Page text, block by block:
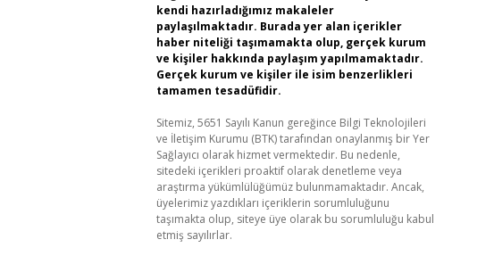
kendi hazırladığımız makaleler
paylaşılmaktadır. Burada yer alan içerikler
haber niteliği taşımamakta olup, gerçek kurum
ve kişiler hakkında paylaşım yapılmamaktadır.
Gerçek kurum ve kişiler ile isim benzerlikleri
tamamen tesadüfidir.
Sitemiz, 5651 Sayılı Kanun gereğince Bilgi Teknolojileri
ve İletişim Kurumu (BTK) tarafından onaylanmış bir Yer
Sağlayıcı olarak hizmet vermektedir. Bu nedenle,
sitedeki içerikleri proaktif olarak denetleme veya
araştırma yükümlülüğümüz bulunmamaktadır. Ancak,
üyelerimiz yazdıkları içeriklerin sorumluluğunu
taşımakta olup, siteye üye olarak bu sorumluluğu kabul
etmiş sayılırlar.